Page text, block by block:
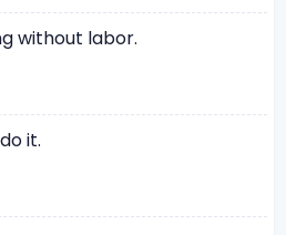
without labor.
it.